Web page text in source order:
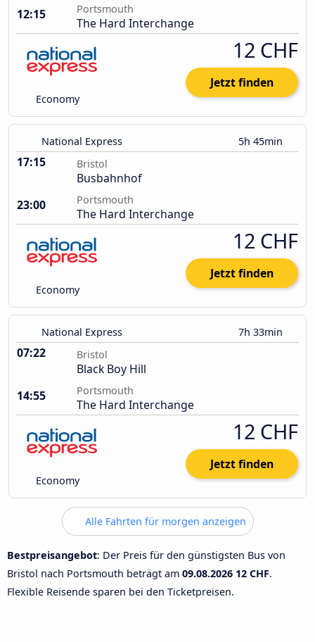
12:15
Portsmouth
The Hard Interchange
Economy
12 CHF
Jetzt finden
National Express 5h 45min
17:15 Bristol
Busbahnhof
23:00
Portsmouth
The Hard Interchange
Economy
12 CHF
Jetzt finden
National Express 7h 33min
07:22 Bristol
Black Boy Hill
14:55
Portsmouth
The Hard Interchange
Economy
12 CHF
Jetzt finden
Alle Fahrten für morgen anzeigen
Bestpreisangebot: Der Preis für den günstigsten Bus von
Bristol nach Portsmouth beträgt am 09.08.2026 12 CHF.
Flexible Reisende sparen bei den Ticketpreisen.